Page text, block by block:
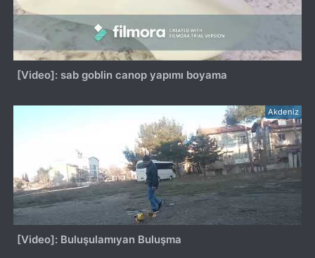
[Video]: sab goblin canop yapımı boyama
Akdeniz
[Video]: Buluşulamıyan Buluşma